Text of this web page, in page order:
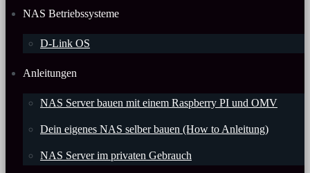
NAS Betriebssysteme
D-Link OS
Anleitungen
NAS Server bauen mit einem Raspberry PI und OMV
Dein eigenes NAS selber bauen (How to Anleitung)
NAS Server im privaten Gebrauch